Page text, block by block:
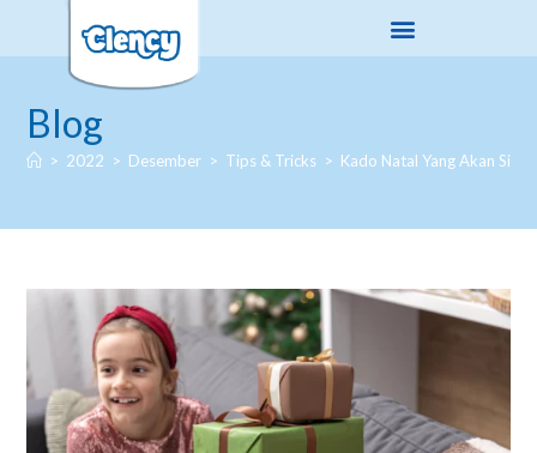
Blog
> 2022 > Desember > Tips & Tricks > Kado Natal Yang Akan Si